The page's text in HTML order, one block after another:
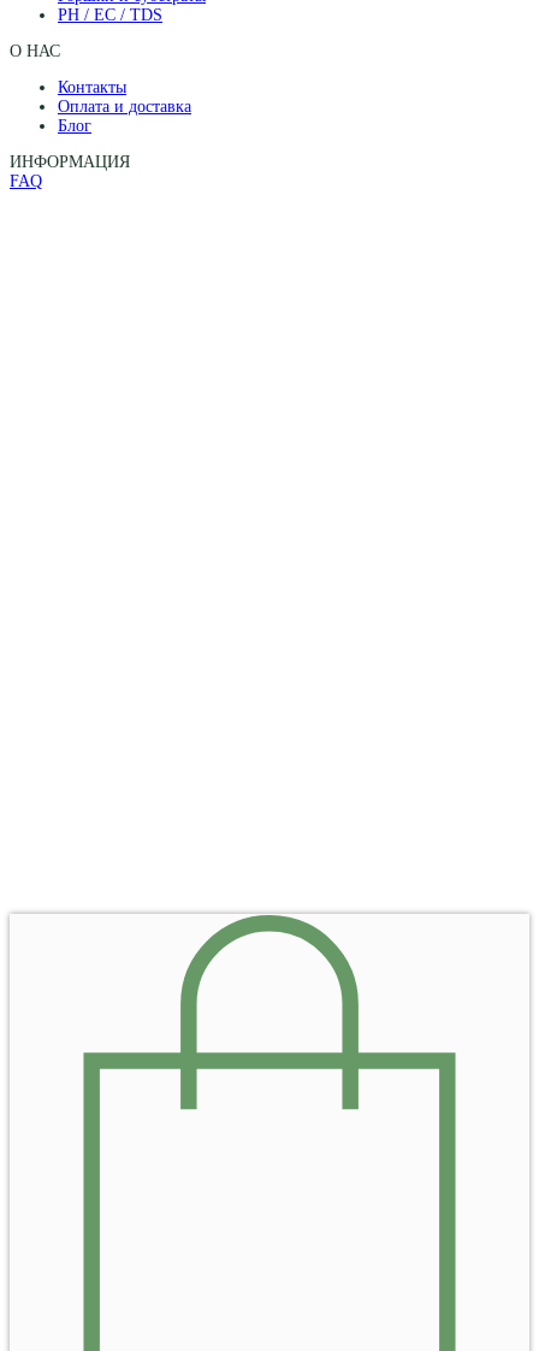
PH / EC / TDS
О НАС
Контакты
Оплата и доставка
Блог
ИНФОРМАЦИЯ
FAQ